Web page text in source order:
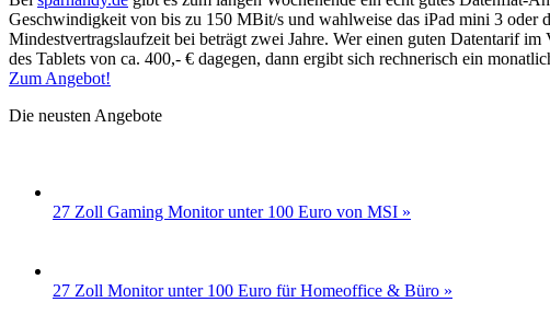
Geschwindigkeit von bis zu 150 MBit/s und wahlweise das iPad mini 3
Mindestvertragslaufzeit bei beträgt zwei Jahre. Wer einen guten Datentarif
des Tablets von ca. 400,- € dagegen, dann ergibt sich rechnerisch ein
Zum Angebot!
Die neusten Angebote
27 Zoll Gaming Monitor unter 100 Euro von MSI »
27 Zoll Monitor unter 100 Euro für Homeoffice & Büro »